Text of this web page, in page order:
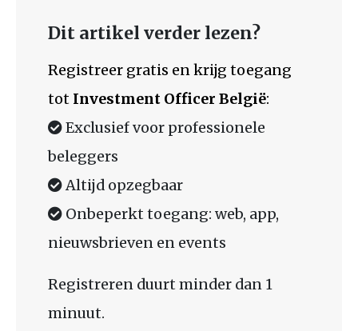
Dit artikel verder lezen?
Registreer gratis en krijg toegang
tot Investment Officer België:
Exclusief voor professionele
beleggers
Altijd opzegbaar
Onbeperkt toegang: web, app,
nieuwsbrieven en events
Registreren duurt minder dan 1
minuut.